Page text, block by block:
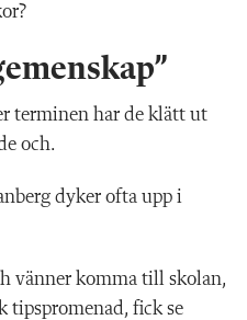
terminen har de klätt ut
och.
dyker ofta upp i
vänner komma till skolan,
tipspromenad, fick se